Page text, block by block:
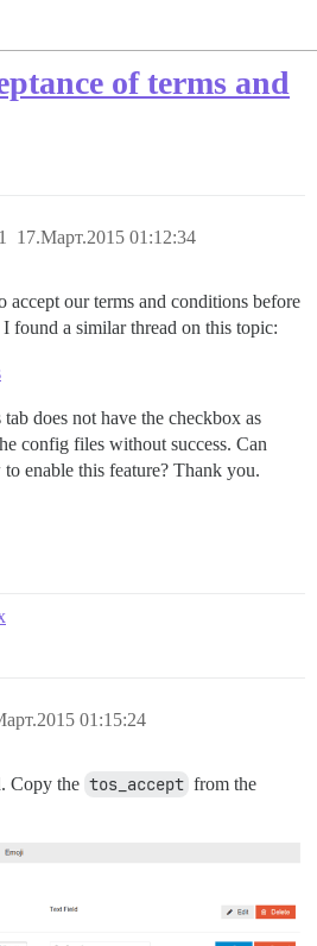
of terms and
17.Март.2015 01:12:34
1
accept our terms and conditions before
found a similar thread on this topic:
does not have the checkbox as
config files without success. Can
enable this feature? Thank you.
01:15:24
Copy the tos_accept from the